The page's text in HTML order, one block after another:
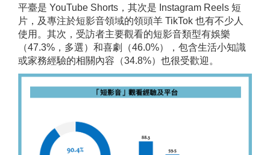
平臺是 YouTube Shorts，其次是 Instagram Reels 短
片，及專注於短影音領域的領頭羊 TikTok 也有不少人
使用。其次，受訪者主要觀看的短影音類型有娛樂
（47.3%，多選）和喜劇（46.0%），包含生活小知識
或家務經驗的相關內容（34.8%）也很受歡迎。